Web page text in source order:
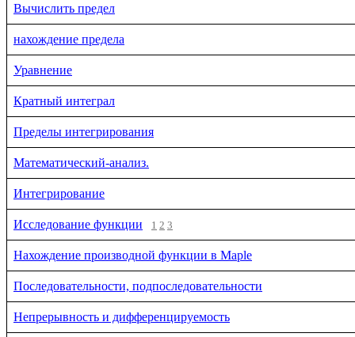
Вычислить предел
нахождение предела
Уравнение
Кратный интеграл
Пределы интегрирования
Математический-анализ.
Интегрирование
Исследование функции 1 2 3
Нахождение производной функции в Maple
Последовательности, подпоследовательности
Непрерывность и дифференцируемость